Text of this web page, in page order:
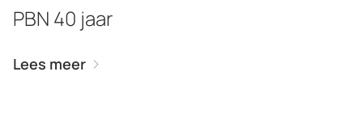
PBN 40 jaar
Lees meer